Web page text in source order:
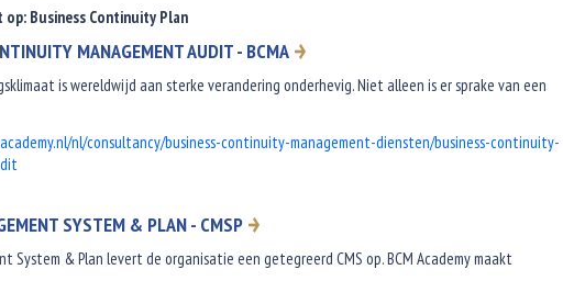
Business Continuity Plan
MANAGEMENT AUDIT - BCMA
is wereldwijd aan sterke verandering onderhevig. Niet alleen is er sprake van een
nl/consultancy/business-continuity-management-diensten/business-continuity-
SYSTEM & PLAN - CMSP
System & Plan levert de organisatie een getegreerd CMS op. BCM Academy maakt